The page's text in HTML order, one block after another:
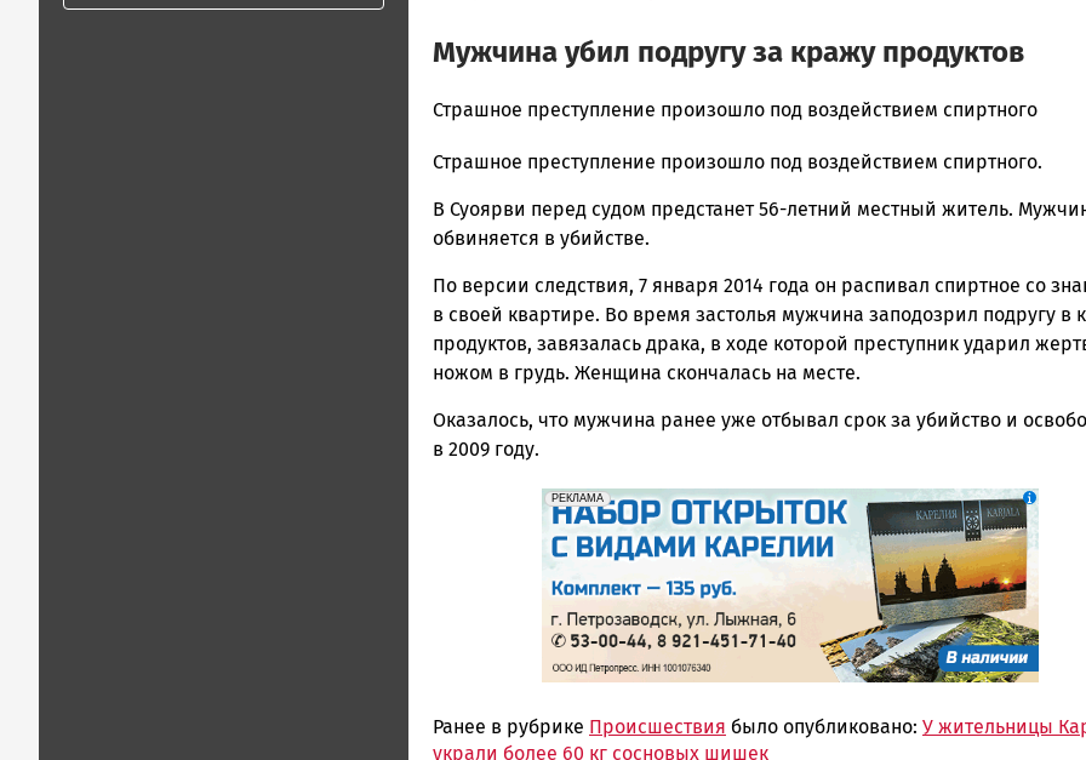
Мужчина убил подругу за кражу продуктов
admintimur
Петрозаводска
Карелии
|
ГОВОРИТ
Страшное преступление произошло под воздействием спиртного
Страшное преступление произошло под воздействием спиртного.
В Суоярви перед судом предстанет 56-летний местный житель.
обвиняется в убийстве.
По версии следствия, 7 января 2014 года он распивал спиртное со
в своей квартире. Во время застолья мужчина заподозрил подругу в
продуктов, завязалась драка, в ходе которой преступник ударил
ножом в грудь. Женщина скончалась на месте.
Оказалось, что мужчина ранее уже отбывал срок за убийство и
в 2009 году.
erid: 2SDnjdqwufn
РЕКЛАМА
Реклама
Ранее в рубрике Происшествия было опубликовано: У жительницы
украли более 60 кг сосновых шишек